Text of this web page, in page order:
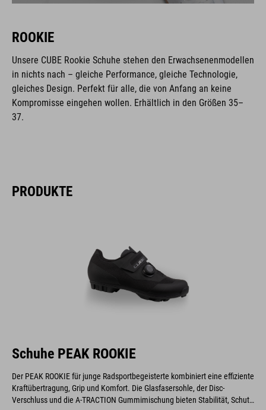
ROOKIE
Unsere CUBE Rookie Schuhe stehen den Erwachsenenmodellen
in nichts nach – gleiche Performance, gleiche Technologie,
gleiches Design. Perfekt für alle, die von Anfang an keine
Kompromisse eingehen wollen. Erhältlich in den Größen 35–
37.
PRODUKTE
Schuhe PEAK ROOKIE
Der PEAK ROOKIE für junge Radsportbegeisterte kombiniert eine effiziente
Kraftübertragung, Grip und Komfort. Die Glasfasersohle, der Disc-
Verschluss und die A-TRACTION Gummimischung bieten Stabilität, Schutz